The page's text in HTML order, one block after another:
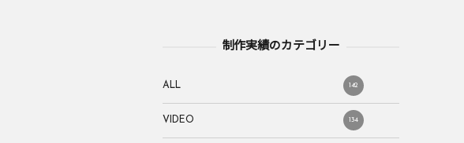
制作実績のカテゴリー
ALL 142
VIDEO 134